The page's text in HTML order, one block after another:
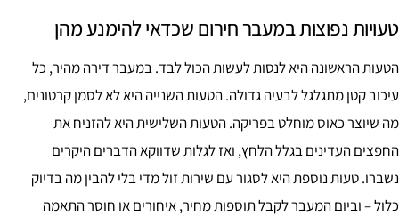
טעויות נפוצות במעבר חירום שכדאי להימנע מהן
הטעות הראשונה היא לנסות לעשות הכול לבד. במעבר דירה מהיר, כל
עיכוב קטן מתגלגל לבעיה גדולה. הטעות השנייה היא לא לסמן קרטונים,
מה שיוצר כאוס מוחלט בפריקה. הטעות השלישית היא להזניח את
החפצים העדינים בגלל הלחץ, ואז לגלות שדווקא הדברים היקרים
נשברו. טעות נוספת היא לסגור עם שירות זול מדי בלי להבין מה בדיוק
כלול – וביום המעבר לקבל תוספות מחיר, איחורים או חוסר התאמה